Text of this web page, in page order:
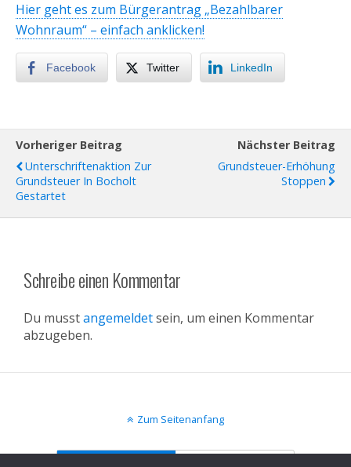
Hier geht es zum Bürgerantrag „Bezahlbarer
Wohnraum“ – einfach anklicken!
Facebook Twitter LinkedIn
Vorheriger Beitrag
Unterschriftenaktion Zur
Grundsteuer In Bocholt
Gestartet
Nächster Beitrag
Grundsteuer-Erhöhung
Stoppen
Schreibe einen Kommentar
Du musstangemeldetsein, um einen Kommentar
abzugeben.
Zum Seitenanfang
Mobil Desktop